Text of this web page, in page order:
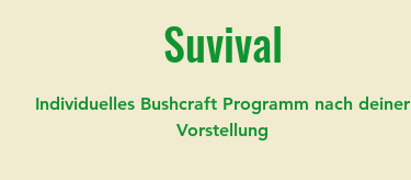
Suvival
Individuelles Bushcraft Programm nach deiner
Vorstellung